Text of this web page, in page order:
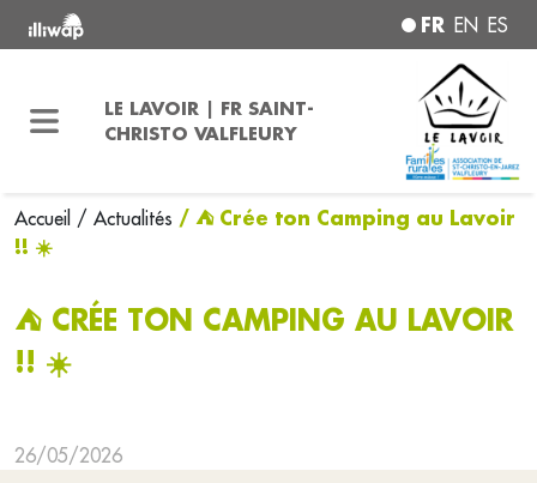
FR EN ES
LE LAVOIR | FR SAINT-
CHRISTO VALFLEURY
Accueil / Actualités / ⛺ Crée ton Camping au Lavoir
!! ☀️
⛺ CRÉE TON CAMPING AU LAVOIR
!! ☀️
26/05/2026